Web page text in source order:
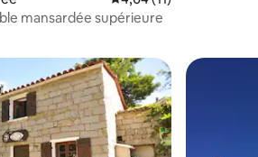
mansardée supérieure